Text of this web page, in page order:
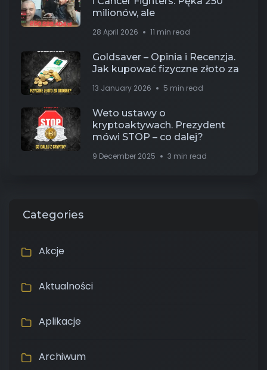
milionów, ale
28 April 2026 11 min read
Goldsaver – Opinia i Recenzja.
Jak kupować fizyczne złoto za
13 January 2026 5 min read
Weto ustawy o
kryptoaktywach. Prezydent
mówi STOP – co dalej?
9 December 2025 3 min read
Categories
Akcje
Aktualności
Aplikacje
Archiwum